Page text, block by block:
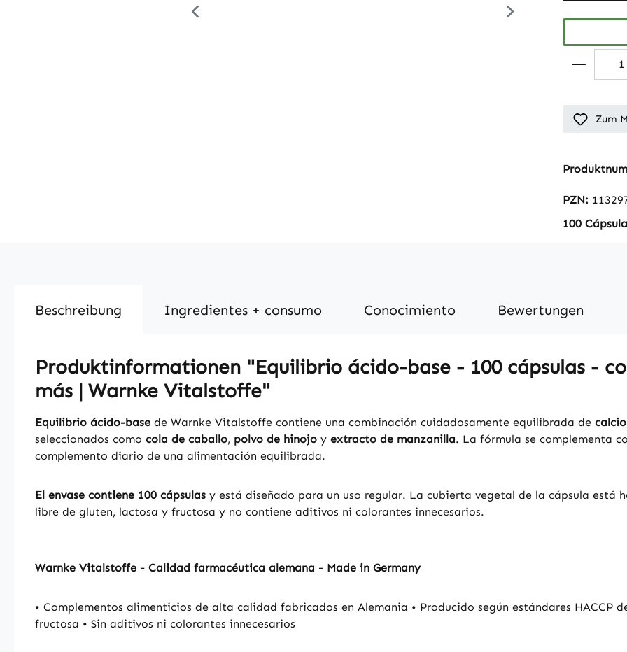
Zum
PZN:
100
Beschreibung Ingredientes + consumo Conocimiento Bewertungen
Produktinformationen "Equilibrio ácido-base - 100 cápsulas -
más | Warnke Vitalstoffe"
Equilibrio ácido-base de Warnke Vitalstoffe contiene una combinación cuidadosamente equilibrada de calcio
seleccionados como cola de caballo, polvo de hinojo y extracto de manzanilla. La fórmula se complementa
complemento diario de una alimentación equilibrada.
El envase contiene 100 cápsulas y está diseñado para un uso regular. La cubierta vegetal de la cápsula está
libre de gluten, lactosa y fructosa y no contiene aditivos ni colorantes innecesarios.
Warnke Vitalstoffe - Calidad farmacéutica alemana - Made in Germany
• Complementos alimenticios de alta calidad fabricados en Alemania • Producido según estándares HACCP
fructosa • Sin aditivos ni colorantes innecesarios